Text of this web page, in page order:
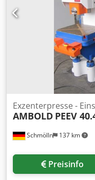
Schmölln 137 km
Exzenterpresse -
AMBOLD PEEV
Preisinfo